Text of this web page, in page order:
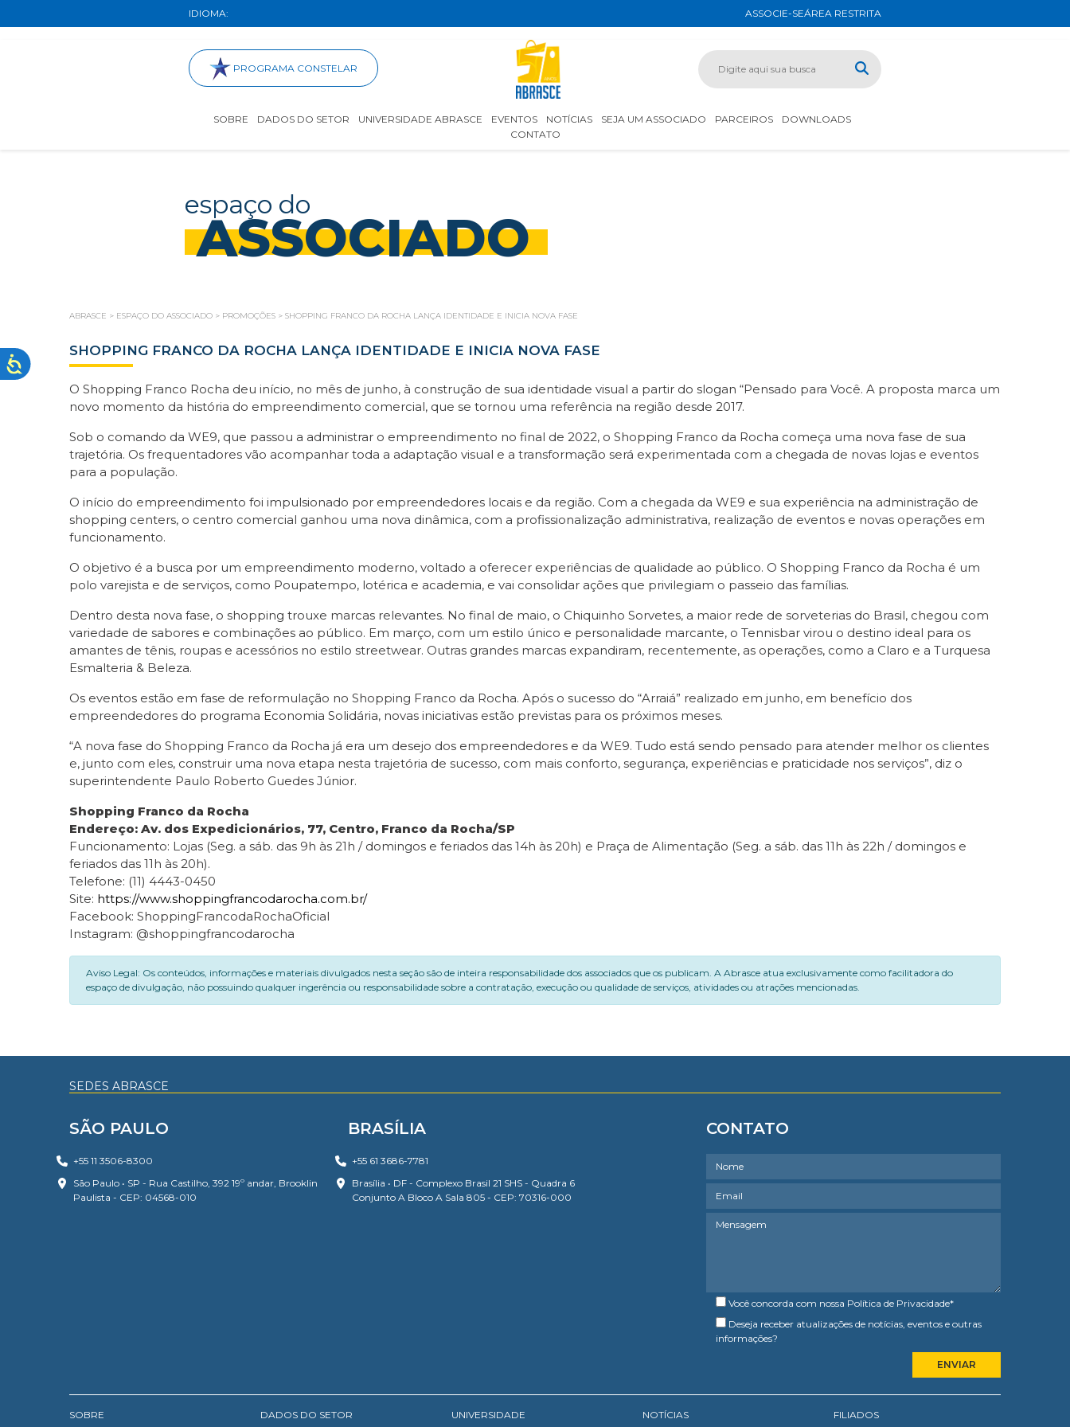
IDIOMA: ASSOCIE-SEÁREA RESTRITA
PROGRAMA CONSTELAR
SOBRE DADOS DO SETOR UNIVERSIDADE ABRASCE EVENTOS NOTÍCIAS SEJA UM ASSOCIADO PARCEIROS
DOWNLOADS
CONTATO
espaço do
ASSOCIADO
ABRASCE > ESPAÇO DO ASSOCIADO > PROMOÇÕES > SHOPPING FRANCO DA ROCHA LANÇA IDENTIDADE E INICIA NOVA FASE
SHOPPING FRANCO DA ROCHA LANÇA IDENTIDADE E INICIA NOVA FASE
O Shopping Franco Rocha deu início, no mês de junho, à construção de sua identidade visual a partir do slogan “Pensado para Você. A proposta marca um
novo momento da história do empreendimento comercial, que se tornou uma referência na região desde 2017.
Sob o comando da WE9, que passou a administrar o empreendimento no final de 2022, o Shopping Franco da Rocha começa uma nova fase de sua
trajetória. Os frequentadores vão acompanhar toda a adaptação visual e a transformação será experimentada com a chegada de novas lojas e eventos
para a população.
O início do empreendimento foi impulsionado por empreendedores locais e da região. Com a chegada da WE9 e sua experiência na administração de
shopping centers, o centro comercial ganhou uma nova dinâmica, com a profissionalização administrativa, realização de eventos e novas operações em
funcionamento.
O objetivo é a busca por um empreendimento moderno, voltado a oferecer experiências de qualidade ao público. O Shopping Franco da Rocha é um
polo varejista e de serviços, como Poupatempo, lotérica e academia, e vai consolidar ações que privilegiam o passeio das famílias.
Dentro desta nova fase, o shopping trouxe marcas relevantes. No final de maio, o Chiquinho Sorvetes, a maior rede de sorveterias do Brasil, chegou com
variedade de sabores e combinações ao público. Em março, com um estilo único e personalidade marcante, o Tennisbar virou o destino ideal para os
amantes de tênis, roupas e acessórios no estilo streetwear. Outras grandes marcas expandiram, recentemente, as operações, como a Claro e a Turquesa
Esmalteria & Beleza.
Os eventos estão em fase de reformulação no Shopping Franco da Rocha. Após o sucesso do “Arraiá” realizado em junho, em benefício dos
empreendedores do programa Economia Solidária, novas iniciativas estão previstas para os próximos meses.
“A nova fase do Shopping Franco da Rocha já era um desejo dos empreendedores e da WE9. Tudo está sendo pensado para atender melhor os clientes
e, junto com eles, construir uma nova etapa nesta trajetória de sucesso, com mais conforto, segurança, experiências e praticidade nos serviços”, diz o
superintendente Paulo Roberto Guedes Júnior.
Shopping Franco da Rocha
Endereço: Av. dos Expedicionários, 77, Centro, Franco da Rocha/SP
Funcionamento: Lojas (Seg. a sáb. das 9h às 21h / domingos e feriados das 14h às 20h) e Praça de Alimentação (Seg. a sáb. das 11h às 22h / domingos e
feriados das 11h às 20h).
Telefone: (11) 4443-0450
Site: https://www.shoppingfrancodarocha.com.br/
Facebook: ShoppingFrancodaRochaOficial
Instagram: @shoppingfrancodarocha
Aviso Legal: Os conteúdos, informações e materiais divulgados nesta seção são de inteira responsabilidade dos associados que os publicam. A Abrasce atua exclusivamente como facilitadora do
espaço de divulgação, não possuindo qualquer ingerência ou responsabilidade sobre a contratação, execução ou qualidade de serviços, atividades ou atrações mencionadas.
SEDES ABRASCE
SÃO PAULO
+55 11 3506-8300
São Paulo • SP - Rua Castilho, 392 19º andar, Brooklin
Paulista - CEP: 04568-010
BRASÍLIA
+55 61 3686-7781
Brasília • DF - Complexo Brasil 21 SHS - Quadra 6
Conjunto A Bloco A Sala 805 - CEP: 70316-000
CONTATO
Você concorda com nossa Política de Privacidade*
Deseja receber atualizações de notícias, eventos e outras
informações?
SOBRE
DADOS DO SETOR
UNIVERSIDADE
NOTÍCIAS
FILIADOS